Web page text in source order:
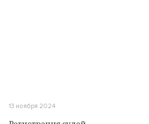
13 ноября 2024